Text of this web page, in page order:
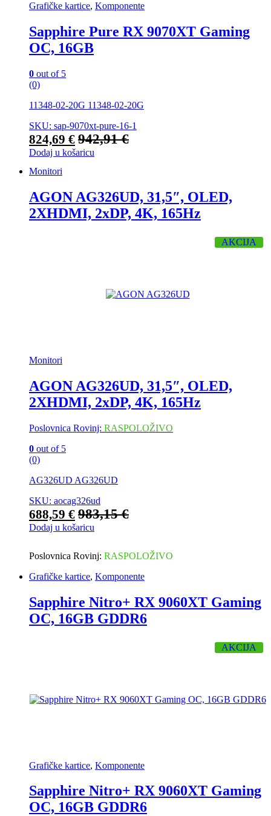
Grafičke kartice, Komponente
Sapphire Pure RX 9070XT Gaming
OC, 16GB
0 out of 5
(0)
11348-02-20G 11348-02-20G
SKU: sap-9070xt-pure-16-1
824,69 € 942,91€
Dodaj u košaricu
Monitori
AGON AG326UD, 31,5″, OLED,
2XHDMI, 2xDP, 4K, 165Hz
AKCIJA
Monitori
AGON AG326UD, 31,5″, OLED,
2XHDMI, 2xDP, 4K, 165Hz
Poslovnica Rovinj: RASPOLOŽIVO
0 out of 5
(0)
AG326UD AG326UD
SKU: aocag326ud
688,59 € 983,15€
Dodaj u košaricu
Poslovnica Rovinj: RASPOLOŽIVO
Grafičke kartice, Komponente
Sapphire Nitro+ RX 9060XT Gaming
OC, 16GB GDDR6
AKCIJA
Grafičke kartice, Komponente
Sapphire Nitro+ RX 9060XT Gaming
OC, 16GB GDDR6